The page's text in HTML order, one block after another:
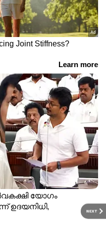
NEXT
88
1.2 ലിറ്റർ
5-
ചെയ്യുന്ന പ്യുവർ+
ആരംഭിക്കുന്നത്.
ലക്ഷത്തിൽ താഴെ
വേരിയന്റ് ലഭ്യമാണ്
ഷോറൂം വില